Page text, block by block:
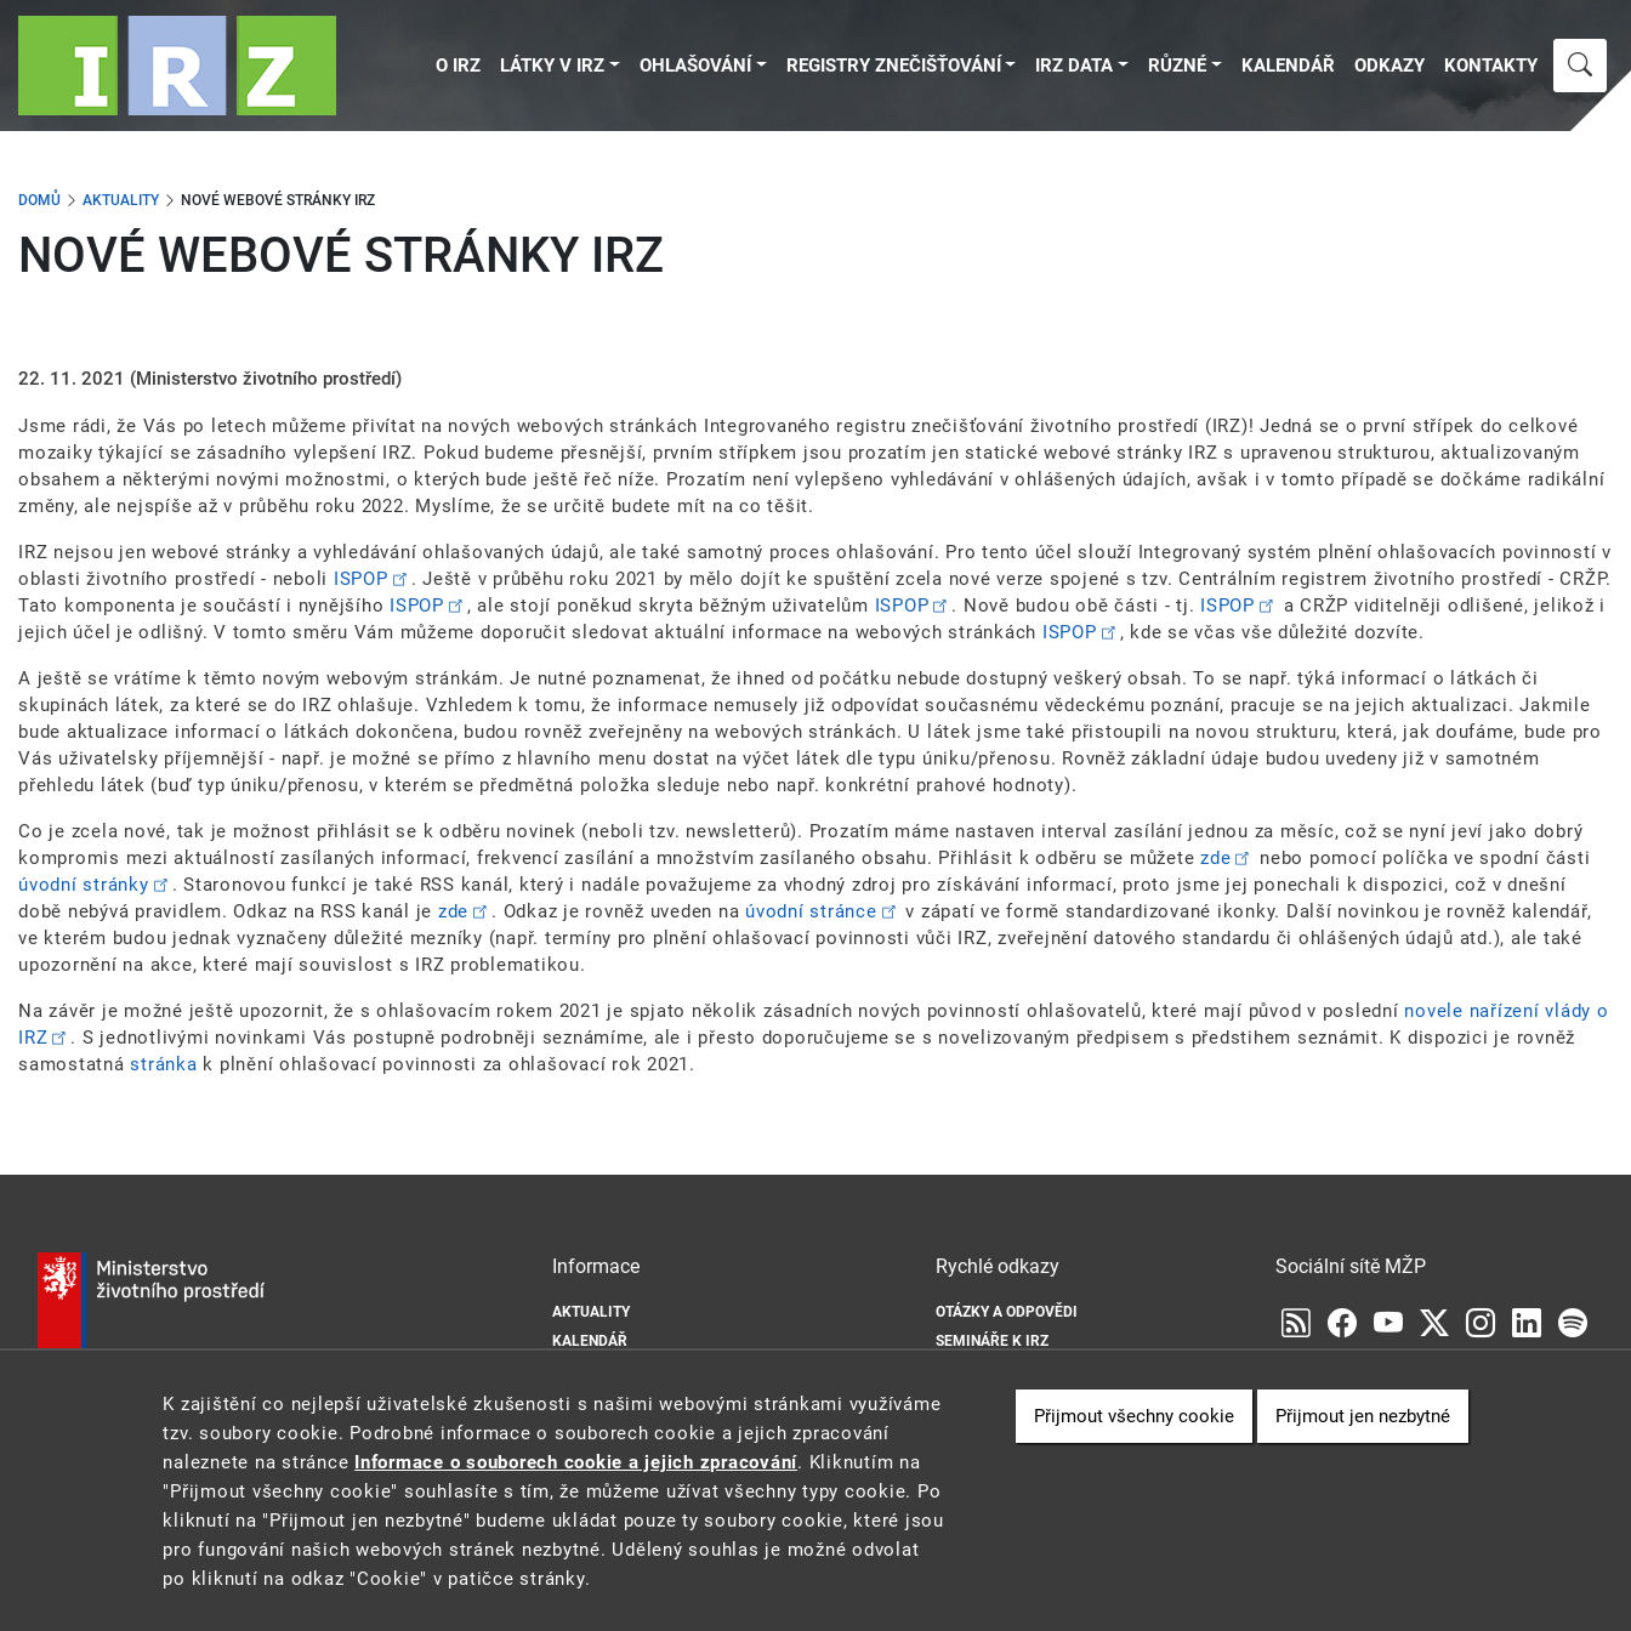
Přejít
O IRZ LÁTKY V IRZ OHLAŠOVÁNÍ REGISTRY ZNEČIŠŤOVÁNÍ IRZ DATA RŮZNÉ KALENDÁŘ ODKAZY KONTAKTY
DOMŮ AKTUALITY NOVÉ WEBOVÉ STRÁNKY IRZ
NOVÉ WEBOVÉ STRÁNKY IRZ
22. 11. 2021 (Ministerstvo životního prostředí)
Jsme rádi, že Vás po letech můžeme přivítat na nových webových stránkách Integrovaného registru znečišťování životního prostředí (IRZ)! Jedná se o první střípek do celkové
mozaiky týkající se zásadního vylepšení IRZ. Pokud budeme přesnější, prvním střípkem jsou prozatím jen statické webové stránky IRZ s upravenou strukturou, aktualizovaným
obsahem a některými novými možnostmi, o kterých bude ještě řeč níže. Prozatím není vylepšeno vyhledávání v ohlášených údajích, avšak i v tomto případě se dočkáme radikální
změny, ale nejspíše až v průběhu roku 2022. Myslíme, že se určitě budete mít na co těšit.
IRZ nejsou jen webové stránky a vyhledávání ohlašovaných údajů, ale také samotný proces ohlašování. Pro tento účel slouží Integrovaný systém plnění ohlašovacích povinností v
oblasti životního prostředí - neboli ISPOP
. Ještě v průběhu roku 2021 by mělo dojít ke spuštění zcela nové verze spojené s tzv. Centrálním registrem životního prostředí - CRŽP.
Tato komponenta je součástí i nynějšího ISPOP , ale stojí poněkud skryta běžným uživatelům ISPOP . Nově budou obě části - tj. ISPOP
a CRŽP viditelněji odlišené, jelikož i
jejich účel je odlišný. V tomto směru Vám můžeme doporučit sledovat aktuální informace na webových stránkách ISPOP , kde se včas vše důležité dozvíte.
A ještě se vrátíme k těmto novým webovým stránkám. Je nutné poznamenat, že ihned od počátku nebude dostupný veškerý obsah. To se např. týká informací o látkách či
skupinách látek, za které se do IRZ ohlašuje. Vzhledem k tomu, že informace nemusely již odpovídat současnému vědeckému poznání, pracuje se na jejich aktualizaci. Jakmile
bude aktualizace informací o látkách dokončena, budou rovněž zveřejněny na webových stránkách. U látek jsme také přistoupili na novou strukturu, která, jak doufáme, bude pro
Vás uživatelsky příjemnější - např. je možné se přímo z hlavního menu dostat na výčet látek dle typu úniku/přenosu. Rovněž základní údaje budou uvedeny již v samotném
přehledu látek (buď typ úniku/přenosu, v kterém se předmětná položka sleduje nebo např. konkrétní prahové hodnoty).
Co je zcela nové, tak je možnost přihlásit se k odběru novinek (neboli tzv. newsletterů). Prozatím máme nastaven interval zasílání jednou za měsíc, což se nyní jeví jako dobrý
kompromis mezi aktuálností zasílaných informací, frekvencí zasílání a množstvím zasílaného obsahu. Přihlásit k odběru se můžete zde
nebo pomocí políčka ve spodní části
úvodní stránky
. Staronovou funkcí je také RSS kanál, který i nadále považujeme za vhodný zdroj pro získávání informací, proto jsme jej ponechali k dispozici, což v dnešní
době nebývá pravidlem. Odkaz na RSS kanál je zde . Odkaz je rovněž uveden na úvodní stránce
v zápatí ve formě standardizované ikonky. Další novinkou je rovněž kalendář,
ve kterém budou jednak vyznačeny důležité mezníky (např. termíny pro plnění ohlašovací povinnosti vůči IRZ, zveřejnění datového standardu či ohlášených údajů atd.), ale také
upozornění na akce, které mají souvislost s IRZ problematikou.
Na závěr je možné ještě upozornit, že s ohlašovacím rokem 2021 je spjato několik zásadních nových povinností ohlašovatelů, které mají původ v poslední novele nařízení vlády o
IRZ
. S jednotlivými novinkami Vás postupně podrobněji seznámíme, ale i přesto doporučujeme se s novelizovaným předpisem s předstihem seznámit. K dispozici je rovněž
samostatnástránka k plnění ohlašovací povinnosti za ohlašovací rok 2021.
INFO@MZP.GOV.CZ WEB: MZP.GOV.CZ
Informace
AKTUALITY
KALENDÁŘ
MAPA WEBU
OCHRANA OSOBNÍCH ÚDAJŮ
ZÁSADY POUŽÍVÁNÍ SOUBORŮ COOKIE
Rychlé odkazy
OTÁZKY A ODPOVĚDI
SEMINÁŘE K IRZ
IS INTEGROVANÉ PREVENCE
Sociální sítě MŽP
Sociální sítě Cenia
K zajištění co nejlepší uživatelské zkušenosti s našimi webovými stránkami využíváme
tzv. soubory cookie. Podrobné informace o souborech cookie a jejich zpracování
naleznete na stránce Informace o souborech cookie a jejich zpracování. Kliknutím na
"Přijmout všechny cookie" souhlasíte s tím, že můžeme užívat všechny typy cookie. Po
kliknutí na "Přijmout jen nezbytné" budeme ukládat pouze ty soubory cookie, které jsou
pro fungování našich webových stránek nezbytné. Udělený souhlas je možné odvolat
po kliknutí na odkaz "Cookie" v patičce stránky.
Přijmout všechny cookie Přijmout jen nezbytné